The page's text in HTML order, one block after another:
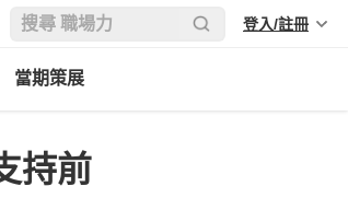
登入/註冊
當期策展
持前